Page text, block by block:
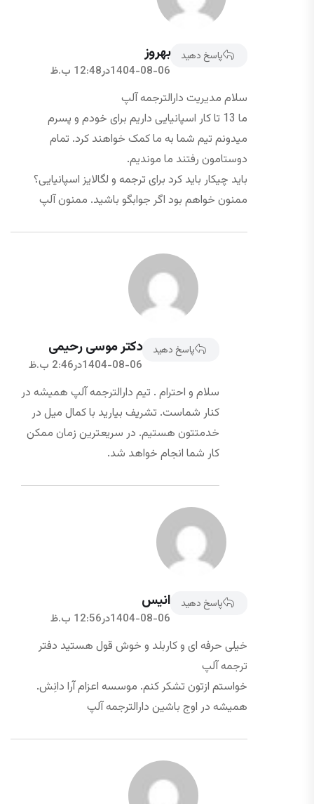
بهروز پاسخ دهید
1404-08-06در12:48 ب.ظ
سلام مدیریت دارالترجمه آلپ
ما 13 تا کار اسپانیایی داریم برای خودم و پسرم
میدونم تیم شما به ما کمک خواهند کرد. تمام
دوستامون رفتند ما موندیم.
باید چیکار باید کرد برای ترجمه و لگالایز اسپانیایی؟
ممنون خواهم بود اگر جوابگو باشید. ممنون آلپ
دکتر موسی رحیمی پاسخ دهید
1404-08-06در2:46 ب.ظ
سلام و احترام . تیم دارالترجمه آلپ همیشه در
کنار شماست. تشریف بیارید با کمال میل در
خدمتتون هستیم. در سریعترین زمان ممکن
کار شما انجام خواهد شد.
انیس پاسخ دهید
1404-08-06در12:56 ب.ظ
خیلی حرفه ای و کاربلد و خوش قول هستید دفتر
ترجمه آلپ
خواستم ازتون تشکر کنم. موسسه اعزام آرا دانِش.
همیشه در اوج باشین دارالترجمه آلپ